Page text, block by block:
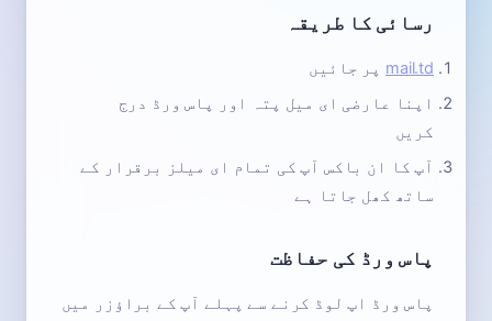
رسائی کا طریقہ
mail.td پر جائیں
اپنا عارضی ای میل پتہ اور پاس ورڈ درج
کریں
آپ کا ان باکس آپ کی تمام ای میلز برقرار کے
ساتھ کھل جاتا ہے
پاس ورڈ کی حفاظت
پاس ورڈ اپ لوڈ کرنے سے پہلے آپ کے براؤزر میں